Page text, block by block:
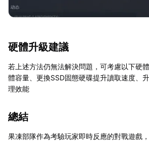
硬體升級建議
若上述方法仍無法解決問題，可考慮以下硬
體容量、更換SSD固態硬碟提升讀取速度、
理效能
總結
果凍部隊作為考驗玩家即時反應的對戰遊戲